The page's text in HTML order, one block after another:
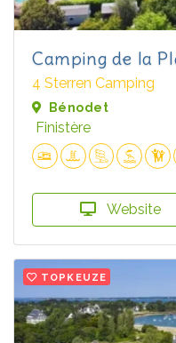
Camping de la
4 Sterren Camping
Bénodet
Finistère
Website
TOPKEUZE